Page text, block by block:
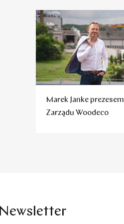
Marek Janke prezesem
Zarządu Woodeco
Newsletter